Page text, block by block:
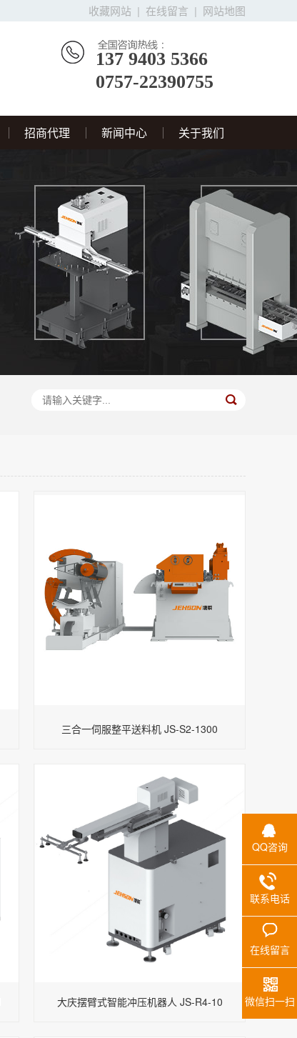
收藏网站 | 在线留言 | 网站地图
137 9403 5366
0757-22390755
招商代理 新闻中心 关于我们
三合一伺服整平送料机 JS-S2-1300
大庆摆臂式智能冲压机器人 JS-R4-10
QQ咨询
联系电话
在线留言
微信扫一扫